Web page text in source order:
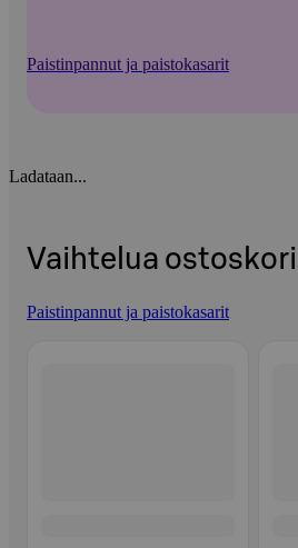
Paistinpannut ja paistokasarit
Ladataan...
Vaihtelua
Paistinpannut ja paistokasarit